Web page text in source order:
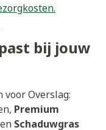
bij jouw
voor Overslag:
Premium
Schaduwgras